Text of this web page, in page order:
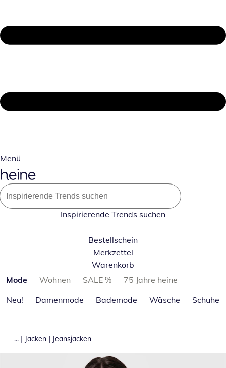
Menü
Inspirierende Trends suchen
Bestellschein
Merkzettel
Warenkorb
Produktkategorien überspringen
Mode Wohnen SALE %
75 Jahre heine
Neu!
Damenmode Bademode Wäsche Schuhe
... | Jacken | Jeansjacken